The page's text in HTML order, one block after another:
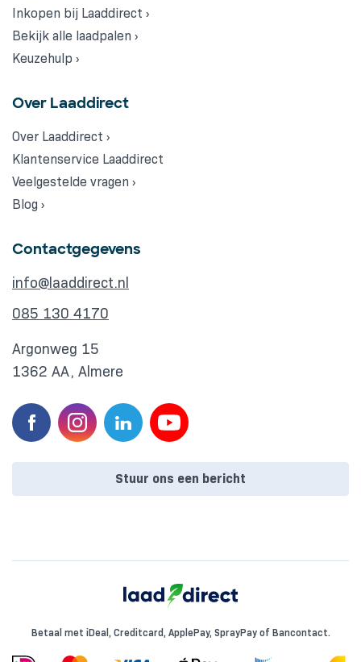
Inkopen bij Laaddirect ›
Bekijk alle laadpalen ›
Keuzehulp ›
Over Laaddirect
Over Laaddirect ›
Klantenservice Laaddirect
Veelgestelde vragen ›
Blog ›
Contactgegevens
info@laaddirect.nl
085 130 4170
Argonweg 15
1362 AA, Almere
Stuur ons een bericht
Betaal met iDeal, Creditcard, ApplePay, SprayPay of Bancontact.